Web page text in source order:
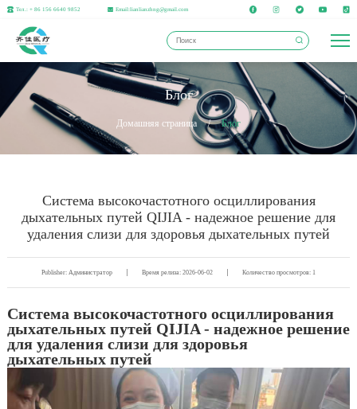
Тел.: + 86 156 6640 9852 Email:lianlianzhng@gmail.com
Блог
Домашняя страница / Блог
Система высокочастотного осциллирования
дыхательных путей QIJIA - надежное решение для
удаления слизи для здоровья дыхательных путей
Publisher: Администратор Время релиза: 2026-06-02 Количество просмотров: 1
Система высокочастотного осциллирования
дыхательных путей QIJIA - надежное решение
для удаления слизи для здоровья
дыхательных путей